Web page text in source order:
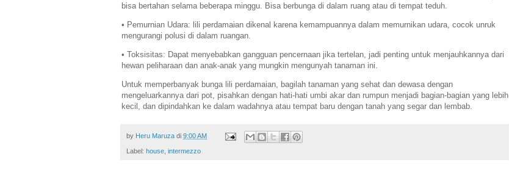
bisa bertahan selama beberapa minggu. Bisa berbunga di dalam ruang atau di tempat teduh.
• Pemurnian Udara: lili perdamaian dikenal karena kemampuannya dalam memurnikan udara, cocok unruk
mengurangi polusi di dalam ruangan.
• Toksisitas: Dapat menyebabkan gangguan pencernaan jika tertelan, jadi penting untuk menjauhkannya dari
hewan peliharaan dan anak-anak yang mungkin mengunyah tanaman ini.
Untuk memperbanyak bunga lili perdamaian, bagilah tanaman yang sehat dan dewasa dengan
mengeluarkannya dari pot, pisahkan dengan hati-hati umbi akar dan rumpun menjadi bagian-bagian yang lebih
kecil, dan dipindahkan ke dalam wadahnya atau tempat baru dengan tanah yang segar dan lembab.
by Heru Maruza di 9:00 AM
Label: house intermezzo